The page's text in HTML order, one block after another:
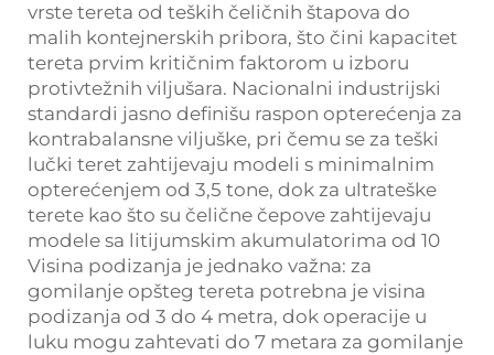
vrste tereta od teških čeličnih štapova do
malih kontejnerskih pribora, što čini kapacitet
tereta prvim kritičnim faktorom u izboru
protivtežnih viljušara. Nacionalni industrijski
standardi jasno definišu raspon opterećenja za
kontrabalansne viljuške, pri čemu se za teški
lučki teret zahtijevaju modeli s minimalnim
opterećenjem od 3,5 tone, dok za ultrateške
terete kao što su čelične čepove zahtijevaju
modele sa litijumskim akumulatorima od 10
Visina podizanja je jednako važna: za
gomilanje opšteg tereta potrebna je visina
podizanja od 3 do 4 metra, dok operacije u
luku mogu zahtevati do 7 metara za gomilanje